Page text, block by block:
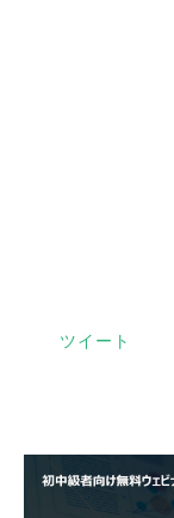
ツイート